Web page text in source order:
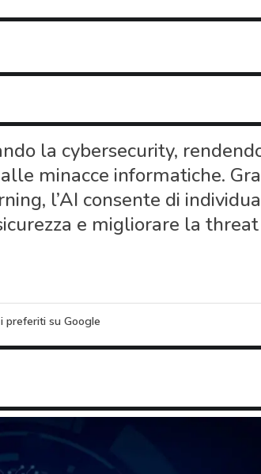
la cybersecurity,
minacce informatiche.
l’AI consente di
e migliorare la threat
preferiti su Google